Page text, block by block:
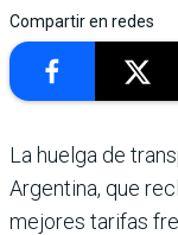
Compartir en redes
La huelga de
Argentina, que
mejores tarifas